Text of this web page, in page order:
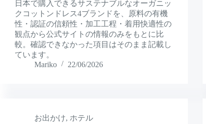
日本で購入できるサステナブルなオーガニッ
クコットンドレス4ブランドを、原料の有機
性・認証の信頼性・加工工程・着用快適性の
観点から公式サイトの情報のみをもとに比
較。確認できなかった項目はそのまま記載し
ています。
Mariko
22/06/2026
お出かけ, ホテル